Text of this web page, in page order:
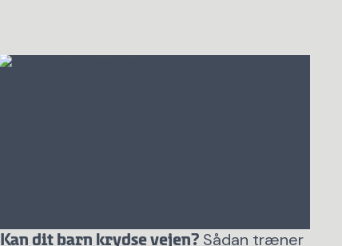
Kan dit barn krydse vejen? Sådan træner